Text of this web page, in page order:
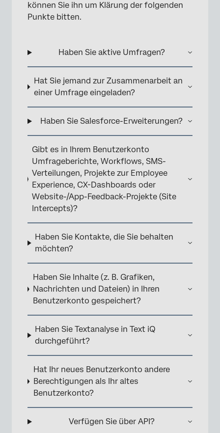
können Sie ihn um Klärung der folgenden
Punkte bitten.
Haben Sie aktive Umfragen?
Hat Sie jemand zur Zusammenarbeit an
einer Umfrage eingeladen?
Haben Sie Salesforce-Erweiterungen?
Gibt es in Ihrem Benutzerkonto
Umfrageberichte, Workflows, SMS-
Verteilungen, Projekte zur Employee
Experience, CX-Dashboards oder
Website-/App-Feedback-Projekte (Site
Intercepts)?
Haben Sie Kontakte, die Sie behalten
möchten?
Haben Sie Inhalte (z. B. Grafiken,
Nachrichten und Dateien) in Ihren
Benutzerkonto gespeichert?
Haben Sie Textanalyse in Text iQ
durchgeführt?
Hat Ihr neues Benutzerkonto andere
Berechtigungen als Ihr altes
Benutzerkonto?
Verfügen Sie über API?